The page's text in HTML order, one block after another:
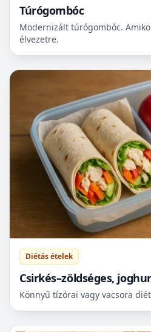
Túrógombóc
Modernizált túrógombóc.
élvezetre.
Diétás ételek
Csirkés–zöldséges,
Könnyű tízórai vagy vacsora